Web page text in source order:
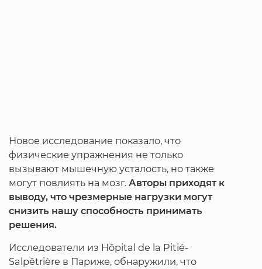
Новое исследование показало, что
физические упражнения не только
вызывают мышечную усталость, но также
могут повлиять на мозг. Авторы приходят к
выводу, что чрезмерные нагрузки могут
снизить нашу способность принимать
решения.
Исследователи из Hôpital de la Pitié-
Salpêtrière в Париже, обнаружили, что